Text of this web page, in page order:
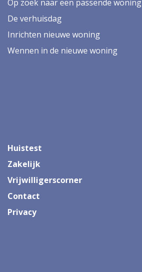
Op zoek naar een passende woning
De verhuisdag
Inrichten nieuwe woning
Wennen in de nieuwe woning
Huistest
Zakelijk
Vrijwilligerscorner
Contact
Privacy